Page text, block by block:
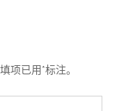
项已用*标注。